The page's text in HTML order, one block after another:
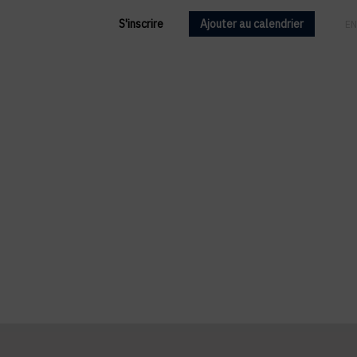
S'inscrire Ajouter au calendrier